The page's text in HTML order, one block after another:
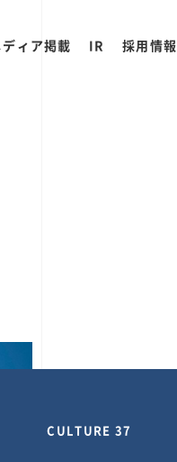
ィア掲載 IR 採用情報
CULTURE 30